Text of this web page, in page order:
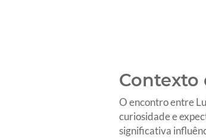
Contexto
O encontro entre
curiosidade e
significativa